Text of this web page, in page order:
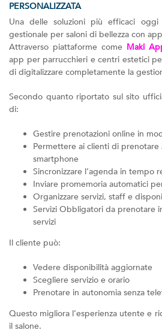
PERSONALIZZATA
Una delle soluzioni più efficaci
gestionale per saloni di bellezza con
Attraverso piattaforme come Maki
app per parrucchieri e centri estetici
di digitalizzare completamente la
Secondo quanto riportato sul sito
di:
Gestire prenotazioni online in
Permettere ai clienti di
smartphone
Sincronizzare l’agenda in tempo
Inviare promemoria automatici
Organizzare servizi, staff e
Servizi Obbligatori da prenotare
servizi
Il cliente può:
Vedere disponibilità aggiornate
Scegliere servizio e orario
Prenotare in autonomia senza
Questo migliora l’esperienza utente e
il salone.